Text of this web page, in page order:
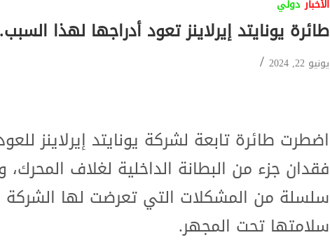
الأخبار دولي
طائرة يونايتد إيرلاينز تعود أدراجها لهذا
يونيو 22, 2024
اضطرت طائرة تابعة لشركة يونايتد إيرلاينز
فقدان جزء من البطانة الداخلية لغلاف
سلسلة من المشكلات التي تعرضت لها الشركة
سلامتها تحت المجهر.